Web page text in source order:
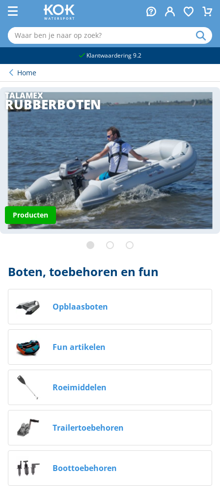
Klantwaardering 9.2
Home
TALAMEX
RUBBERBOTEN
Producten
Boten, toebehoren en fun
Opblaasboten
Fun artikelen
Roeimiddelen
Trailertoebehoren
Boottoebehoren